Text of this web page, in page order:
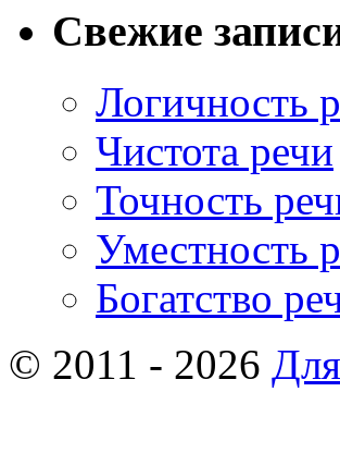
Свежие
Логичность
Чистота речи
Точность
Уместность
Богатство
© 2011 - 2026